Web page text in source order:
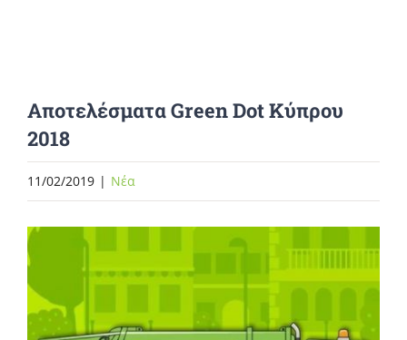
Αποτελέσματα Green Dot Kύπρου
2018
11/02/2019 | Νέα